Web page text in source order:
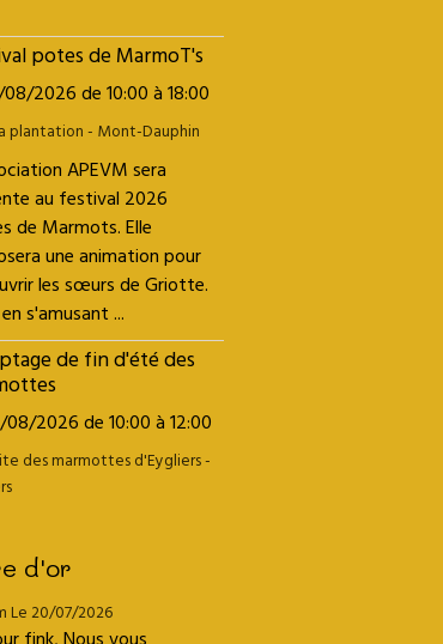
potes de MarmoT's
08/2026de 10:00à 18:00
plantation - Mont-Dauphin
APEVM sera
au festival 2026
de Marmots. Elle
une animation pour
les sœurs de Griotte.
s'amusant ...
de fin d'été des
08/2026de 10:00à 12:00
des marmottes d'Eygliers -
d'or
Le 20/07/2026